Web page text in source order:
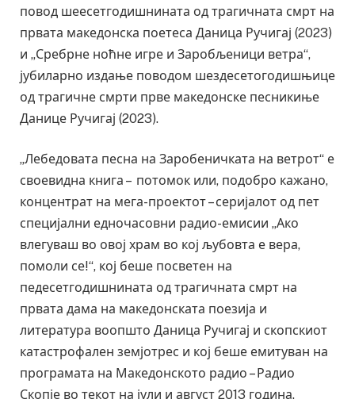
повод шеесетгодишнината од трагичната смрт на
првата македонска поетеса Даница Ручигај (2023)
и „Сребрне ноћне игре и Заробљеници ветра“,
јубиларно издање поводом шездесетогодишњице
од трагичне смрти прве македонске песникиње
Данице Ручигај (2023).
„Лебедовата песна на Заробеничката на ветрот“ е
своевидна книга – потомок или, подобро кажано,
концентрат на мега-проектот – серијалот од пет
специјални едночасовни радио-емисии „Ако
влегуваш во овој храм во кој љубовта е вера,
помоли се!“, кој беше посветен на
педесетгодишнината од трагичната смрт на
првата дама на македонската поезија и
литература воопшто Даница Ручигај и скопскиот
катастрофален земјотрес и кој беше емитуван на
програмата на Македонското радио – Радио
Скопје во текот на јули и август 2013 година.